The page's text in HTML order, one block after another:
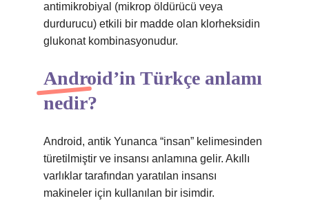
antimikrobiyal (mikrop öldürücü veya
durdurucu) etkili bir madde olan klorheksidin
glukonat kombinasyonudur.
Android’in Türkçe anlamı
nedir?
Android, antik Yunanca “insan” kelimesinden
türetilmiştir ve insansı anlamına gelir. Akıllı
varlıklar tarafından yaratılan insansı
makineler için kullanılan bir isimdir.